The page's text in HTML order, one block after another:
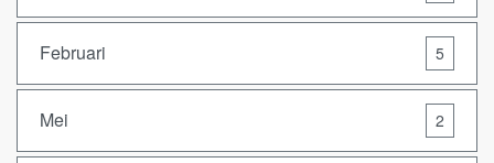
Februari 5
Mei 2